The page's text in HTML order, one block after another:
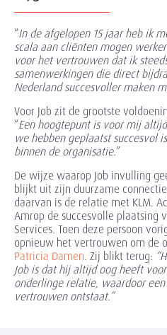
“In de afgelopen 15 jaar heb ik
scala aan cliënten mogen
voor het vertrouwen dat ik
samenwerkingen die direct
Nederland succesvoller maken
Voor Job zit de grootste
“Een hoogtepunt is voor mij
we hebben geplaatst succesvol
binnen de organisatie.”
De wijze waarop Job invulling
blijkt uit zijn duurzame
daarvan is de relatie met KLM.
Amrop de succesvolle plaatsing
Services. Toen deze persoon
opnieuw het vertrouwen om de
Patricia Damen. Zij blikt terug:
Job is dat hij altijd oog heeft
onderlinge relatie, waardoor
vertrouwen ontstaat.”